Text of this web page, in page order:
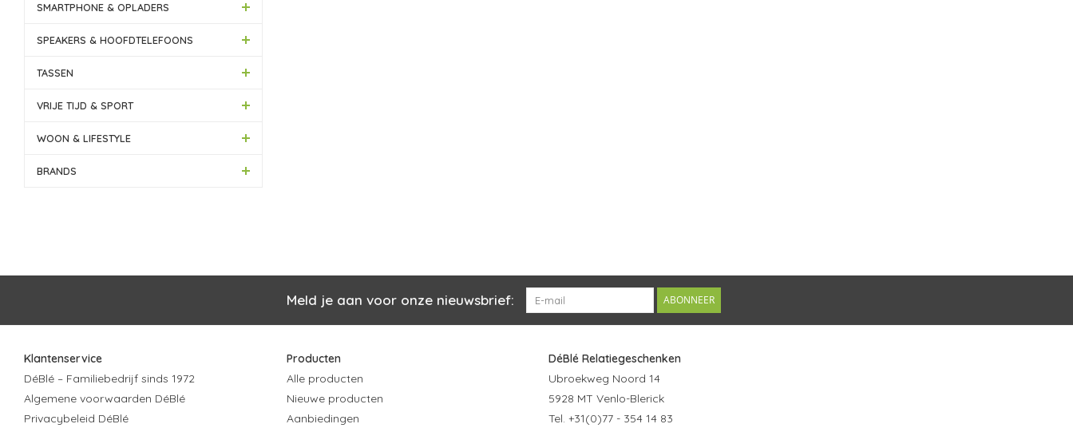
SMARTPHONE & OPLADERS
SPEAKERS & HOOFDTELEFOONS
TASSEN
VRIJE TIJD & SPORT
WOON & LIFESTYLE
BRANDS
Meld je aan voor onze nieuwsbrief: ABONNEER
Klantenservice
DéBlé – Familiebedrijf sinds 1972
Algemene voorwaarden DéBlé
Privacybeleid DéBlé
Producten
Alle producten
Nieuwe producten
Aanbiedingen
DéBlé Relatiegeschenken
Ubroekweg Noord 14
5928 MT Venlo-Blerick
Tel. +31(0)77 - 354 14 83